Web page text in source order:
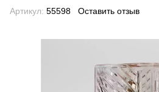
Артикул: 55598 Оставить отзыв